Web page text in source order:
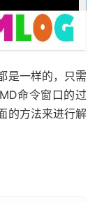
一样的，只需
命令窗口的过
的方法来进行解